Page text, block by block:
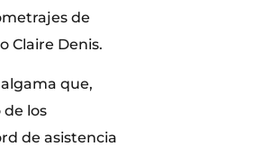
de
Claire Denis.
que,
los
de asistencia